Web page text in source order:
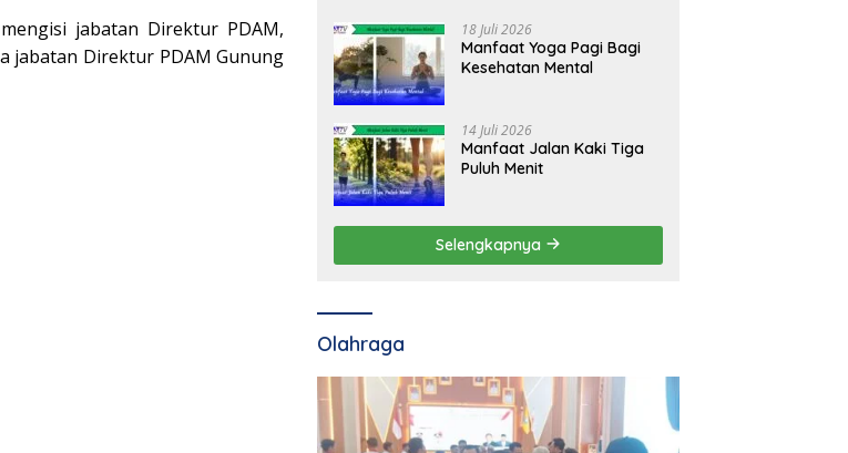
jabatan Direktur PDAM,
jabatan Direktur PDAM Gunung
18 Juli 2026
Manfaat Yoga Pagi Bagi
Kesehatan Mental
14 Juli 2026
Manfaat Jalan Kaki Tiga
Puluh Menit
Selengkapnya
Olahraga